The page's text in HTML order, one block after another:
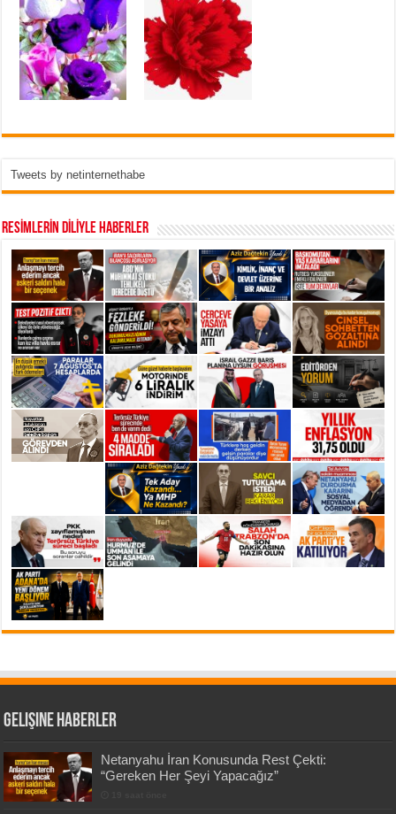
Tweets by netinternethabe
RESİMLERİN DİLİYLE HABERLER
Gelişine Haberler
Netanyahu İran Konusunda Rest Çekti:
“Gereken Her Şeyi Yapacağız”